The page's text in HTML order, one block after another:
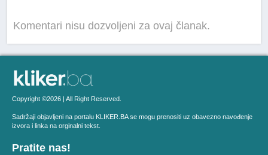
Komentari nisu dozvoljeni za ovaj članak.
Copyright ©2026 | All Right Reserved.
Sadržaji objavljeni na portalu KLIKER.BA se mogu prenositi uz obavezno navođenje
izvora i linka na orginalni tekst.
Pratite nas!